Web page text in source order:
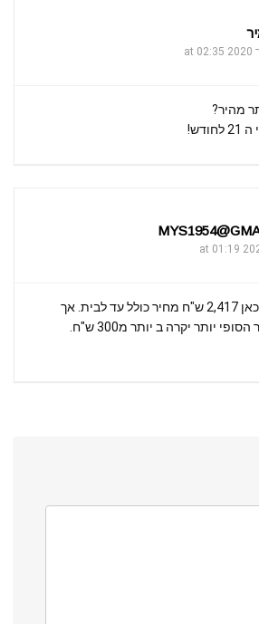
מהיר?
ניסיתי להזמין. המחיר כאן 2,417 ש"ח מחיר כולל עד לבית. אך
משום מה במזון המחיר הסופי יותר יקרה ב יותר מ300 ש"ח.